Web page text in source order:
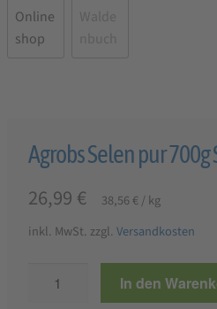
Agrobs Selen pur
26,99 € 38,56 €/kg
inkl. MwSt. zzgl. Versandkosten
Selen
In den